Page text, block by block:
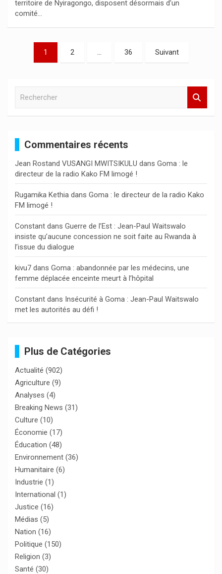
territoire de Nyiragongo, disposent désormais d’un
comité…
Pagination
1 2 … 36 Suivant
c
h
e
r
Commentaires récents
Jean Rostand VUSANGI MWITSIKULU dans Goma : le
directeur de la radio Kako FM limogé !
Rugamika Kethia dans Goma : le directeur de la radio Kako
FM limogé !
Constant dans Guerre de l’Est : Jean-Paul Waitswalo
insiste qu’aucune concession ne soit faite au Rwanda à
l’issue du dialogue
kivu7 dans Goma : abandonnée par les médecins, une
femme déplacée enceinte meurt à l’hôpital
Constant dans Insécurité à Goma : Jean-Paul Waitswalo
met les autorités au défi !
Plus de Catégories
Actualité (902)
Agriculture (9)
Analyses (4)
Breaking News (31)
Culture (10)
Économie (17)
Éducation (48)
Environnement (36)
Humanitaire (6)
Industrie (1)
International (1)
Justice (16)
Médias (5)
Nation (16)
Politique (150)
Religion (3)
Santé (30)